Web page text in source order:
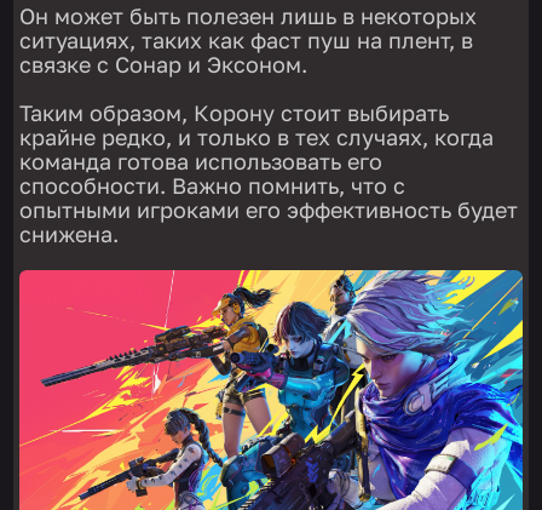
Он может быть полезен лишь в некоторых
ситуациях, таких как фаст пуш на плент, в
связке с Сонар и Эксоном.
Таким образом, Корону стоит выбирать
крайне редко, и только в тех случаях, когда
команда готова использовать его
способности. Важно помнить, что с
опытными игроками его эффективность будет
снижена.